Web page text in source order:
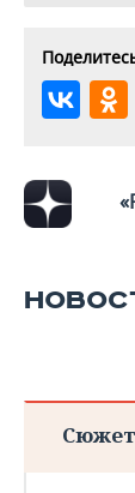
ВОДНЫЕ
ХОККЕЙ С
КУЛЬТУРА
СПИСОК